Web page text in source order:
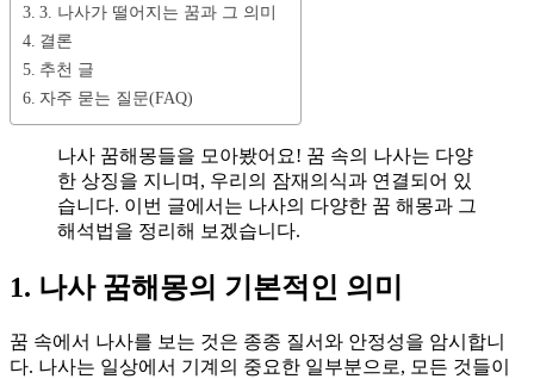
3. 나사가 떨어지는 꿈과 그 의미
결론
추천 글
자주 묻는 질문(FAQ)
나사 꿈해몽들을 모아봤어요! 꿈 속의 나사는 다양
한 상징을 지니며, 우리의 잠재의식과 연결되어 있
습니다. 이번 글에서는 나사의 다양한 꿈 해몽과 그
해석법을 정리해 보겠습니다.
1. 나사 꿈해몽의 기본적인 의미
꿈 속에서 나사를 보는 것은 종종 질서와 안정성을 암시합니
다. 나사는 일상에서 기계의 중요한 일부분으로, 모든 것들이